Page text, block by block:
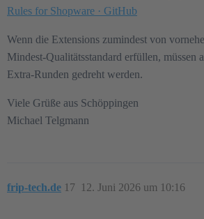
Rules for Shopware · GitHub
Wenn die Extensions zumindest von
Mindest-Qualitätsstandard erfüllen, müssen
Extra-Runden gedreht werden.
Viele Grüße aus Schöppingen
Michael Telgmann
frip-tech.de 12. Juni 2026 um 10:16
17